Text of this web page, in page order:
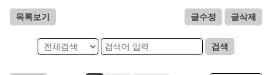
목록보기 글수정 글삭제
검색